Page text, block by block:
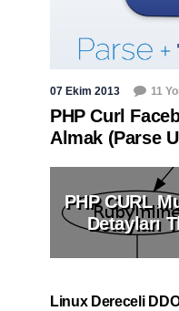
07 Ekim 2013 11
PHP Curl
Almak (Parse
PHP CURL
Detayları
Linux Dereceli